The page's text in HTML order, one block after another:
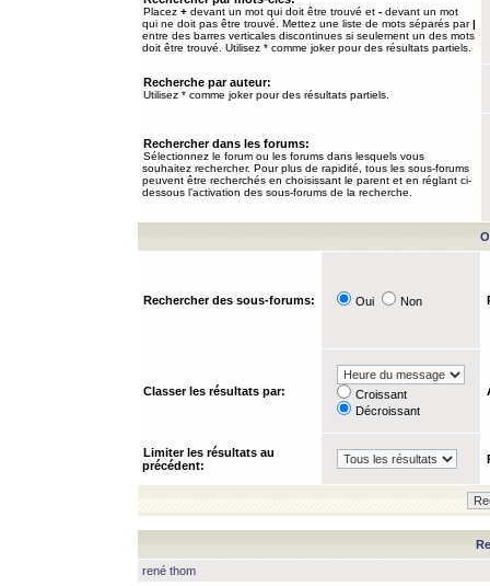
Placez + devant un mot qui doit être trouvé et - devant un mot
qui ne doit pas être trouvé. Mettez une liste de mots séparés par|
entre des barres verticales discontinues si seulement un des mots
doit être trouvé. Utilisez * comme joker pour des résultats partiels.
Recherche par auteur:
Utilisez * comme joker pour des résultats partiels.
Rechercher dans les forums:
Sélectionnez le forum ou les forums dans lesquels vous
souhaitez rechercher. Pour plus de rapidité, tous les sous-forums
peuvent être recherchés en choisissant le parent et en réglant ci-
dessous l’activation des sous-forums de la recherche.
Rechercher des sous-forums: Oui Non
Classer les résultats par:
Croissant
Décroissant
Limiter les résultats au
précédent:
rené thom